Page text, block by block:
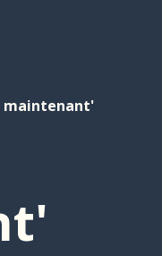
maintenant'